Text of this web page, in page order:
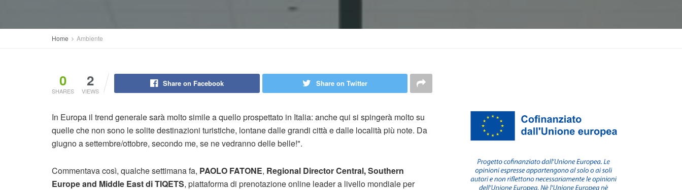
Home Ambiente
0
SHARES
2
VIEWS
Share on Facebook Share on Twitter
In Europa il trend generale sarà molto simile a quello prospettato in Italia: anche qui si spingerà molto su
quelle che non sono le solite destinazioni turistiche, lontane dalle grandi città e dalle località più note. Da
giugno a settembre/ottobre, secondo me, se ne vedranno delle belle!".
Commentava così, qualche settimana fa, PAOLO FATONE, Regional Director Central, Southern
Europe and Middle East diTIQETS, piattaforma di prenotazione online leader a livello mondiale per